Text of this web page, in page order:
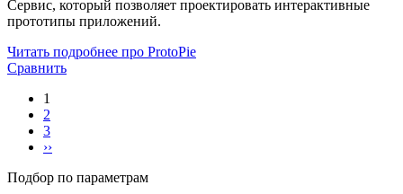
Сервис, который позволяет проектировать интерактивные
прототипы приложений.
Читать подробнее про ProtoPie
Сравнить
1
2
3
››
Подбор по параметрам